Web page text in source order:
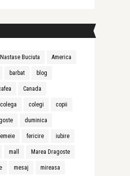
Buciuta America
barbat blog
Canada
colega colegi copii
duminica
fericire iubire
mall Marea Dragoste
mesaj mireasa